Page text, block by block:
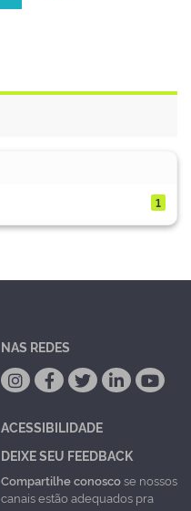
1
NAS REDES
ACESSIBILIDADE
DEIXE SEU FEEDBACK
Compartilhe conoscose nossos
canais estão adequados pra